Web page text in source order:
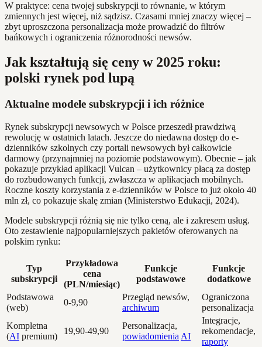
W praktyce: cena twojej subskrypcji to równanie, w którym
zmiennych jest więcej, niż sądzisz. Czasami mniej znaczy więcej –
zbyt uproszczona personalizacja może prowadzić do filtrów
bańkowych i ograniczenia różnorodności newsów.
Jak kształtują się ceny w 2025 roku:
polski rynek pod lupą
Aktualne modele subskrypcji i ich różnice
Rynek subskrypcji newsowych w Polsce przeszedł prawdziwą
rewolucję w ostatnich latach. Jeszcze do niedawna dostęp do e-
dzienników szkolnych czy portali newsowych był całkowicie
darmowy (przynajmniej na poziomie podstawowym). Obecnie – jak
pokazuje przykład aplikacji Vulcan – użytkownicy płacą za dostęp
do rozbudowanych funkcji, zwłaszcza w aplikacjach mobilnych.
Roczne koszty korzystania z e-dzienników w Polsce to już około 40
mln zł, co pokazuje skalę zmian (Ministerstwo Edukacji, 2024).
Modele subskrypcji różnią się nie tylko ceną, ale i zakresem usług.
Oto zestawienie najpopularniejszych pakietów oferowanych na
polskim rynku:
Typ
subskrypcji
Przykładowa
cena
(PLN/miesiąc)
Funkcje
podstawowe
Funkcje
dodatkowe
Podstawowa
(web)
0-9,90
Przegląd newsów,
archiwum
Ograniczona
personalizacja
Kompletna
(AI premium)
19,90-49,90
Personalizacja,
powiadomienia AI
Integracje,
rekomendacje,
raporty